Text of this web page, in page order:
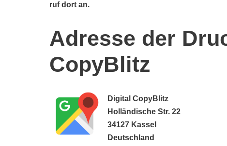
ruf dort an.
Adresse der
CopyBlitz
Digital CopyBlitz
Holländische Str. 22
34127 Kassel
Deutschland